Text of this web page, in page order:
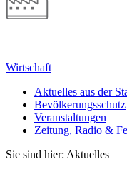
Wirtschaft
Aktuelles aus der
Bevölkerungsschutz
Veranstaltungen
Zeitung, Radio &
Sie sind hier: Aktuelles